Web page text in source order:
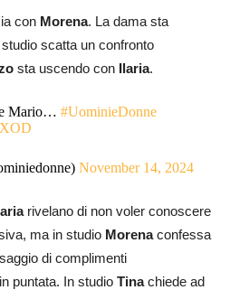
con Morena. La dama sta
scatta un confronto
sta uscendo con Ilaria.
e Mario…#UominieDonne
November 14, 2024
rivelano di non voler conoscere
ma in studio Morenaconfessa
di complimenti
puntata. In studio Tinachiede ad